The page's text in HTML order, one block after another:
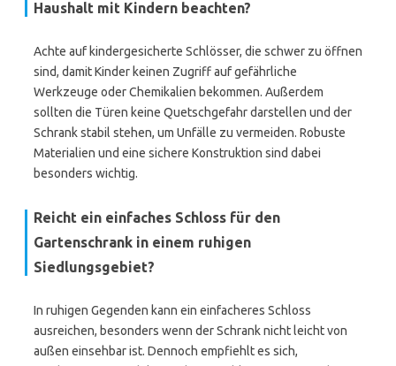
Haushalt mit Kindern beachten?
Achte auf kindergesicherte Schlösser, die schwer zu öffnen
sind, damit Kinder keinen Zugriff auf gefährliche
Werkzeuge oder Chemikalien bekommen. Außerdem
sollten die Türen keine Quetschgefahr darstellen und der
Schrank stabil stehen, um Unfälle zu vermeiden. Robuste
Materialien und eine sichere Konstruktion sind dabei
besonders wichtig.
Reicht ein einfaches Schloss für den
Gartenschrank in einem ruhigen
Siedlungsgebiet?
In ruhigen Gegenden kann ein einfacheres Schloss
ausreichen, besonders wenn der Schrank nicht leicht von
außen einsehbar ist. Dennoch empfiehlt es sich,